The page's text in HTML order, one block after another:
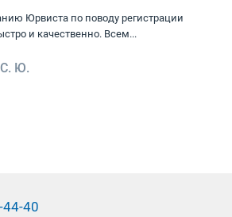
Юрвиста по поводу регистрации
и качественно. Всем...
Ю.
40